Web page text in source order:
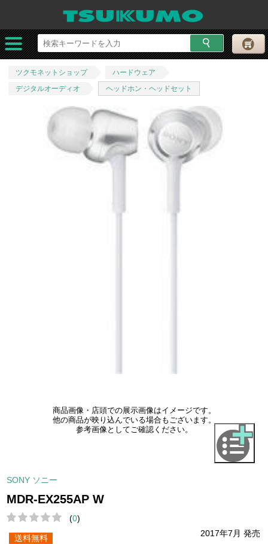
ツクモネットショップ
ハードウェア
デジタルオーディオ
ヘッドホン・ヘッドセット
商品画像・店頭での展示画像はイメージです。
他の商品が映り込んでいる場合もございます。
参考画像としてご確認ください。
SONY ソニー
MDR-EX255AP W
(0)
2017年7月 発売
送料無料